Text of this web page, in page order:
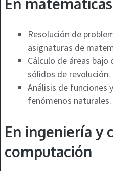
Resolución de
asignaturas de
Cálculo de áreas bajo
sólidos de revolución.
Análisis de funciones
fenómenos naturales.
En ingeniería y
computación